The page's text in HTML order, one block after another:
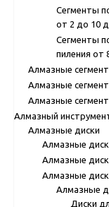
Сегменты
от 2 до 10
Сегменты
пиления от
Алмазные
Алмазные
Алмазные
Алмазный
Алмазные диски
Алмазные
Алмазные
Алмазные
Алмазные
Диски